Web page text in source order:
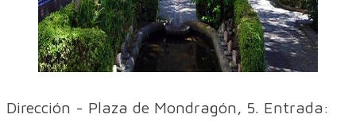
Dirección - Plaza de Mondragón, 5. Entrada: